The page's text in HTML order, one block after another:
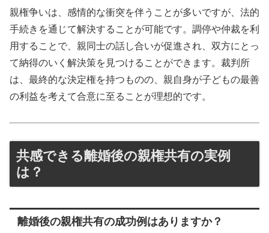
親権争いは、感情的な衝突を伴うことが多いですが、法的
手続きを通じて解決することが可能です。調停や仲裁を利
用することで、親同士の話し合いが促進され、双方にとっ
て納得のいく解決策を見つけることができます。裁判所
は、最終的な決定権を持つものの、親自身が子どもの最善
の利益を考えて合意に至ることが理想的です。
共感できる離婚後の親権共有の実例
は？
離婚後の親権共有の成功例はありますか？